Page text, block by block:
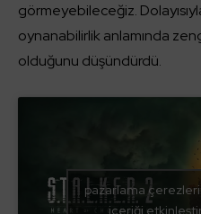
görmeyebileceğiz.
oynanabilirlik anlamında
olduğunu düşündürdü.
pazarlama
içeriği